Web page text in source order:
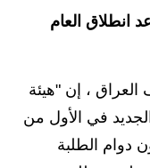
وزارة التربية
انطلاق العام
العراق ، إن "هيئة
في الأول من
لعام 2021 ، ويكون دوام الطلبة